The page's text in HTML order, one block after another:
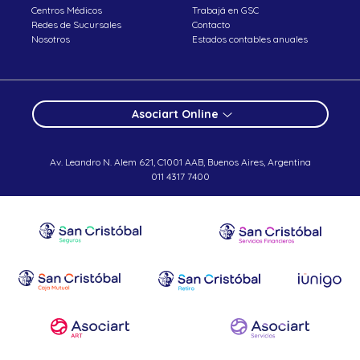
Centros Médicos
Redes de Sucursales
Nosotros
Trabajá en GSC
Contacto
Estados contables anuales
Asociart Online
Av. Leandro N. Alem 621, C1001 AAB, Buenos Aires, Argentina
011 4317 7400